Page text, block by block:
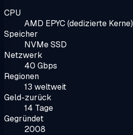
CPU
AMD EPYC (dedizierte Kerne)
Speicher
NVMe SSD
Netzwerk
40 Gbps
Regionen
13 weltweit
Geld-zurück
14 Tage
Gegründet
2008